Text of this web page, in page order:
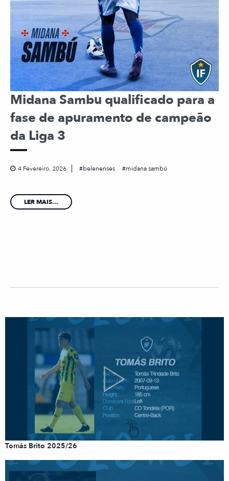
Midana Sambu qualificado para a
fase de apuramento de campeão
da Liga 3
4 Fevereiro, 2026 belenenses midana sambú
LER MAIS...
Tomás Brito 2025/26